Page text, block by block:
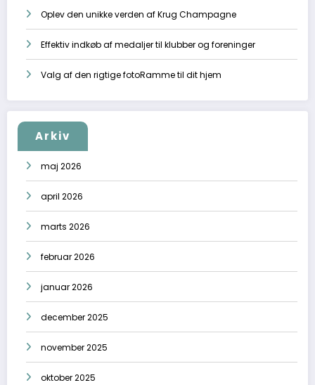
Oplev den unikke verden af Krug Champagne
Effektiv indkøb af medaljer til klubber og foreninger
Valg af den rigtige fotoRamme til dit hjem
Arkiv
maj 2026
april 2026
marts 2026
februar 2026
januar 2026
december 2025
november 2025
oktober 2025